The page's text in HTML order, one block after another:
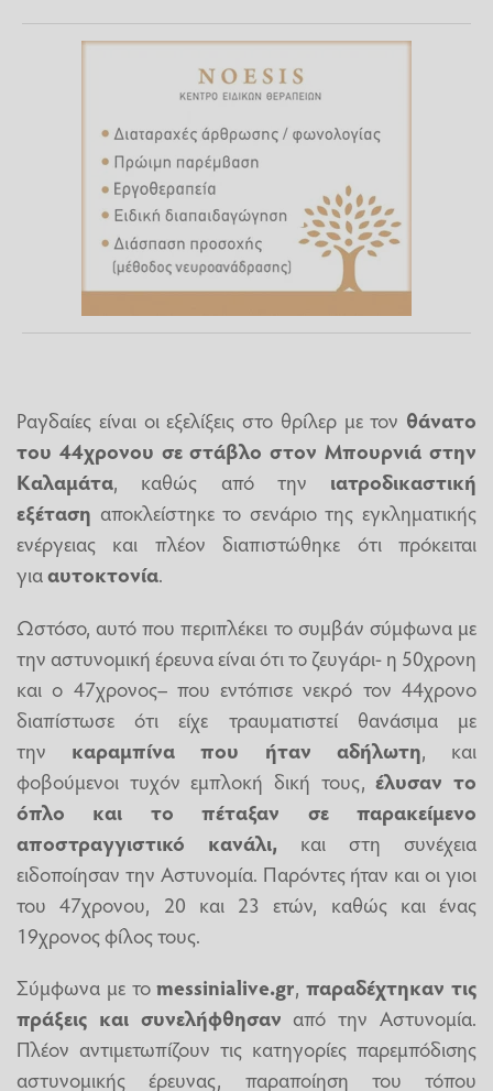
Ραγδαίες είναι οι εξελίξεις στο θρίλερ με τον θάνατο
του 44χρονου σε στάβλο στον Μπουρνιά στην
Καλαμάτα, καθώς από την ιατροδικαστική
εξέταση αποκλείστηκε το σενάριο της εγκληματικής
ενέργειας και πλέον διαπιστώθηκε ότι πρόκειται
γιααυτοκτονία.
Ωστόσο, αυτό που περιπλέκει το συμβάν σύμφωνα με
την αστυνομική έρευνα είναι ότι το ζευγάρι- η 50χρονη
και ο 47χρονος– που εντόπισε νεκρό τον 44χρονο
διαπίστωσε ότι είχε τραυματιστεί θανάσιμα με
την καραμπίνα που ήταν αδήλωτη, και
φοβούμενοι τυχόν εμπλοκή δική τους,έλυσαν το
όπλο και το πέταξαν σε παρακείμενο
αποστραγγιστικό κανάλι, και στη συνέχεια
ειδοποίησαν την Αστυνομία. Παρόντες ήταν και οι γιοι
του 47χρονου, 20 και 23 ετών, καθώς και ένας
19χρονος φίλος τους.
Σύμφωνα με τοmessinialive.gr,παραδέχτηκαν τις
πράξεις και συνελήφθησαν από την Αστυνομία.
Πλέον αντιμετωπίζουν τις κατηγορίες παρεμπόδισης
αστυνομικής έρευνας, παραποίηση του τόπου